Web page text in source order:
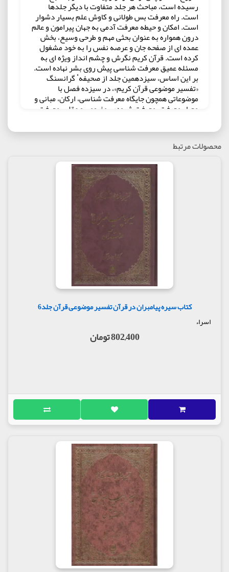
رسیده است، مباحث هر جلد متفاوت با دیگر جلدها
است. راه معرفت بس طولانی و کاوش علم بسیار دشوار
است. امکان و حیطه معرفت آدمی به جهان پیرامون و عالم
درون همواره به عنوان بحثی مهم و طرحی وسیع، بخش
عمده ای از صفحه جان و عرصه نفس را به خود مشغول
کرده است. قرآن کریم نگرش و چشم انداز ویژه ای به
مسئله عمیق معرفت شناسی پیش روی بشر نهاده است.
بر این اساس، سیزدهمین جلد از صحیفهٴ گرانسنگ
«تفسیر موضوعی قرآن کریم»، در سیزده فصل با
موضوعاتی همچون جایگاه معرفت شناسی، ارکان، مبانی و
معیار معرفت، معرفت شهودی، مفهومی و عقلی، معرفت
ابزارها و راه های معرفت، مراحل معرفت، دگرگونی و
به روی علاقه مندان می گشاید.
مولف : آیت الله جوادی آملی
ناشر : انتشارات اسراء
محصولات مرتبط
کتاب سیره پیامبران در قرآن تفسیر موضوعی قرآن جلد6
اسراء
802,400 تومان